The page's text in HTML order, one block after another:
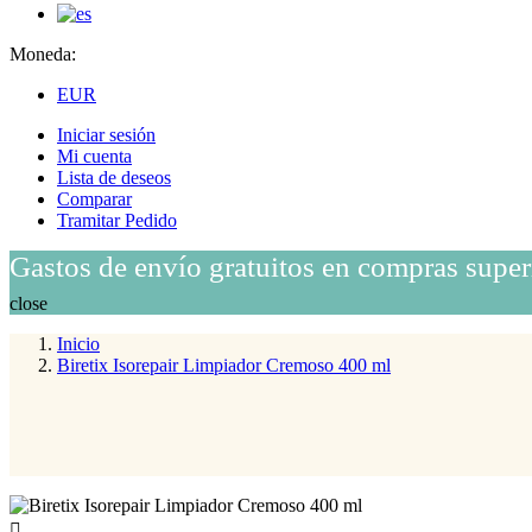
Moneda:
EUR
Iniciar sesión
Mi cuenta
Lista de deseos
Comparar
Tramitar Pedido
Gastos de envío gratuitos en compras
close
Inicio
Biretix Isorepair Limpiador Cremoso 400 ml